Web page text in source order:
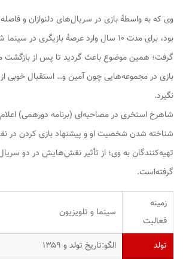
وی که به واسطهٔ بازی در سریال‌های دلنوازان و
بود، برای مدت ۱۰ سال وارد عرصهٔ بازیگری در
گرفت؛ همین موضوع باعث گردید تا پس از بازگشت
بازی در مجموعه‌هایی چون آمین و… استقبال خوبی
نگیرد.
شاهرخ استخری در مصاحبه‌ای (برنامه دورهمی)
شناخته شدن شخصیت او و پیشنهاد بازی کردن در
تهیه‌کنندگان به وی؛ از تأثیر نقش‌هایش در دو
گرفته‌است.
زمینه
فعالیت
سینما و تلویزیون
تولد
الگو:تاریخ تولد و ۱۳۵۹